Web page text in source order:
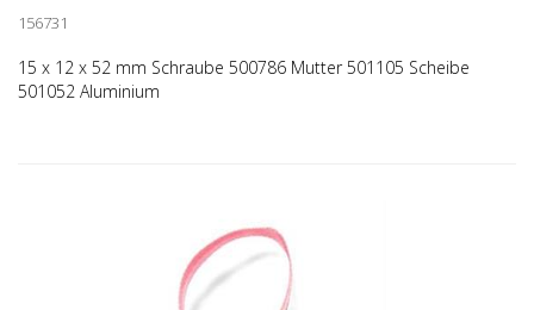
156731
15 x 12 x 52 mm Schraube 500786 Mutter 501105 Scheibe
501052 Aluminium